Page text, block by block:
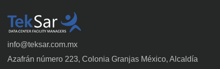
info@teksar.com.mx
Azafrán número 223, Colonia Granjas México, Alcaldía